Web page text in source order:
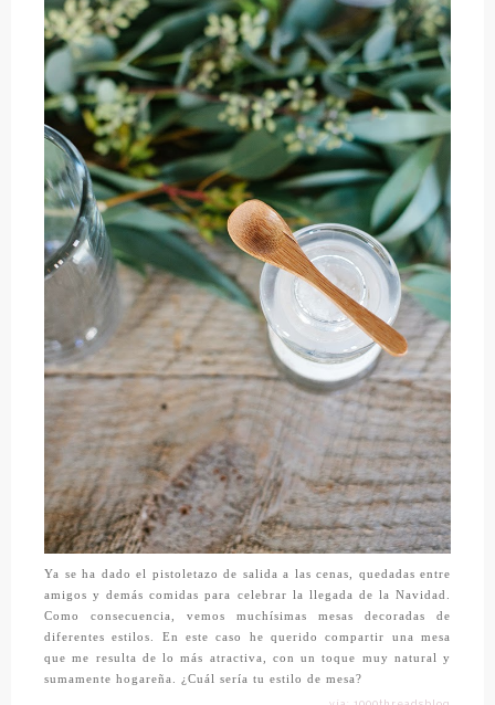
Ya se ha dado el pistoletazo de salida a las cenas, quedadas entre
amigos y demás comidas para celebrar la llegada de la Navidad.
Como consecuencia, vemos muchísimas mesas decoradas de
diferentes estilos. En este caso he querido compartir una mesa
que me resulta de lo más atractiva, con un toque muy natural y
sumamente hogareña. ¿Cuál sería tu estilo de mesa?